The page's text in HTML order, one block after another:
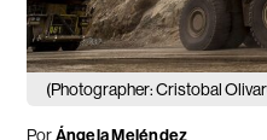
(Photographer: Cristobal
PorÁngela Meléndez